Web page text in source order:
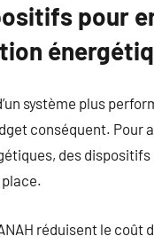
pour
système plus
conséquent. Pour
des
réduisent le coût